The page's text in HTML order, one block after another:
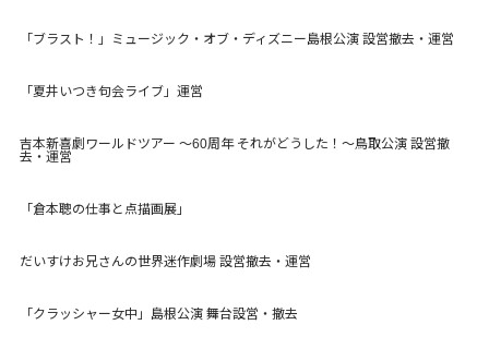
「ブラスト！」ミュージック・オブ・ディズニー島根公演 設営撤去・運営
「夏井いつき句会ライブ」運営
吉本新喜劇ワールドツアー ～60周年 それがどうした！～鳥取公演 設営撤
去・運営
「倉本聰の仕事と点描画展」
だいすけお兄さんの世界迷作劇場 設営撤去・運営
「クラッシャー女中」島根公演 舞台設営・撤去